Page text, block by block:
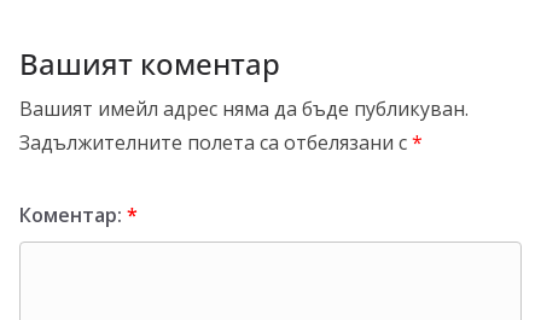
Вашият коментар
Вашият имейл адрес няма да бъде публикуван.
Задължителните полета са отбелязани с*
Коментар: *